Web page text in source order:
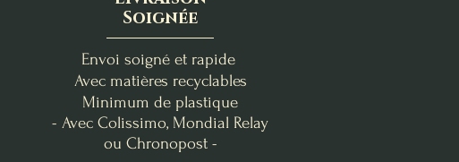
Soignée
Envoi soigné et rapide
Avec matières recyclables
Minimum de plastique
- Avec Colissimo, Mondial Relay
ou Chronopost -